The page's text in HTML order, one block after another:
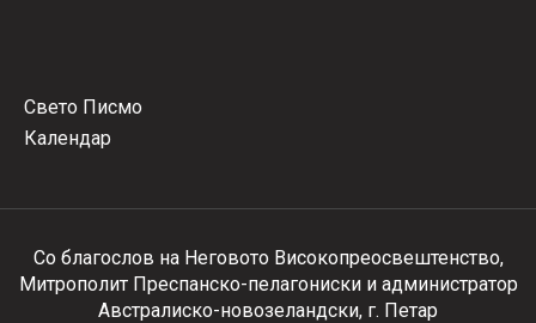
Свето Писмо
Календар
Со благослов на Неговото Високопреосвештенство,
Митрополит Преспанско-пелагониски и администратор
Австралиско-новозеландски, г. Петар